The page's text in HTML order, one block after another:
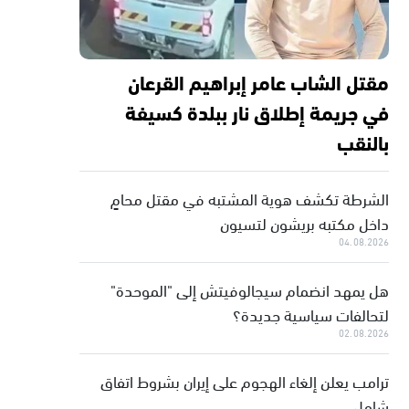
مقتل الشاب عامر إبراهيم القرعان
في جريمة إطلاق نار ببلدة كسيفة
بالنقب
الشرطة تكشف هوية المشتبه في مقتل محامٍ
داخل مكتبه بريشون لتسيون
04.08.2026
هل يمهد انضمام سيجالوفيتش إلى "الموحدة"
لتحالفات سياسية جديدة؟
02.08.2026
ترامب يعلن إلغاء الهجوم على إيران بشروط اتفاق